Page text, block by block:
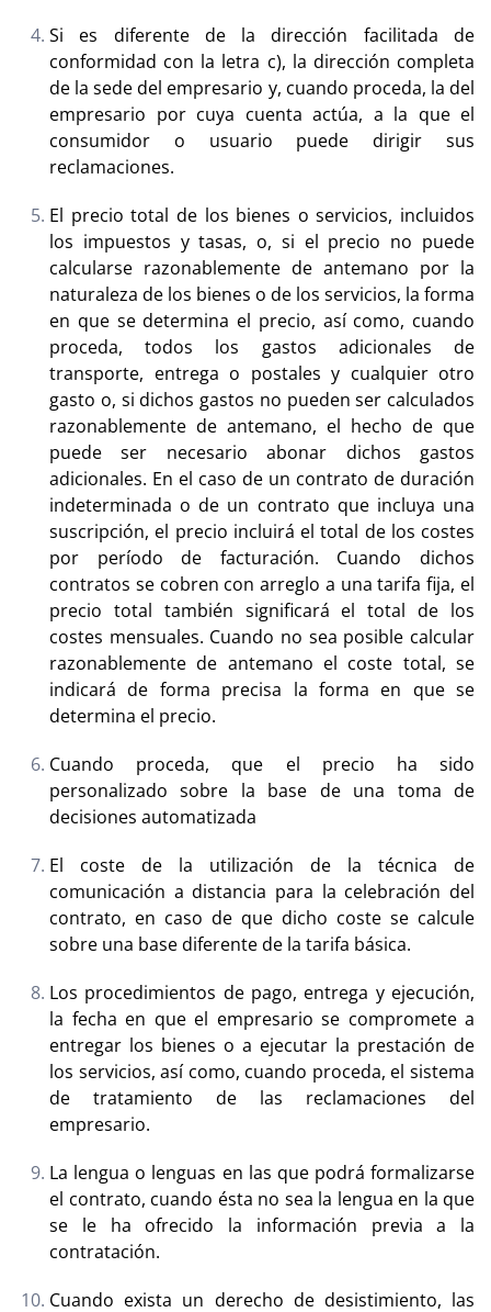
Si es diferente de la dirección facilitada de
conformidad con la letra c), la dirección completa
de la sede del empresario y, cuando proceda, la del
empresario por cuya cuenta actúa, a la que el
consumidor o usuario puede dirigir sus
reclamaciones.
El precio total de los bienes o servicios, incluidos
los impuestos y tasas, o, si el precio no puede
calcularse razonablemente de antemano por la
naturaleza de los bienes o de los servicios, la forma
en que se determina el precio, así como, cuando
proceda, todos los gastos adicionales de
transporte, entrega o postales y cualquier otro
gasto o, si dichos gastos no pueden ser calculados
razonablemente de antemano, el hecho de que
puede ser necesario abonar dichos gastos
adicionales. En el caso de un contrato de duración
indeterminada o de un contrato que incluya una
suscripción, el precio incluirá el total de los costes
por período de facturación. Cuando dichos
contratos se cobren con arreglo a una tarifa fija, el
precio total también significará el total de los
costes mensuales. Cuando no sea posible calcular
razonablemente de antemano el coste total, se
indicará de forma precisa la forma en que se
determina el precio.
Cuando proceda, que el precio ha sido
personalizado sobre la base de una toma de
decisiones automatizada
El coste de la utilización de la técnica de
comunicación a distancia para la celebración del
contrato, en caso de que dicho coste se calcule
sobre una base diferente de la tarifa básica.
Los procedimientos de pago, entrega y ejecución,
la fecha en que el empresario se compromete a
entregar los bienes o a ejecutar la prestación de
los servicios, así como, cuando proceda, el sistema
de tratamiento de las reclamaciones del
empresario.
La lengua o lenguas en las que podrá formalizarse
el contrato, cuando ésta no sea la lengua en la que
se le ha ofrecido la información previa a la
contratación.
Cuando exista un derecho de desistimiento, las